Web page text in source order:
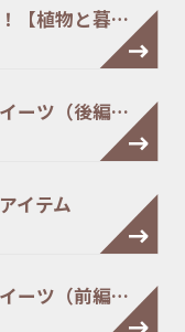
【植物と暮…
ーツ（後編…
イテム
ーツ（前編…